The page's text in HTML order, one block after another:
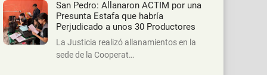
San Pedro: Allanaron ACTIM por una
Presunta Estafa que habría
Perjudicado a unos 30 Productores
La Justicia realizó allanamientos en la
sede de la Cooperat…